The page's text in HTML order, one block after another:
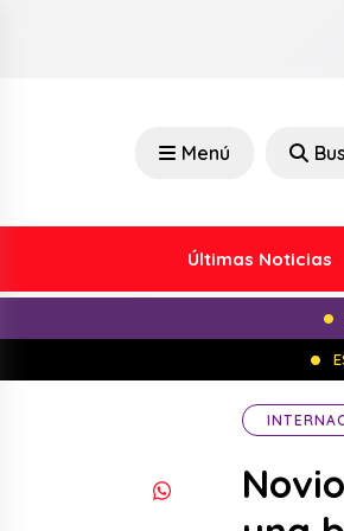
Menú
Últimas Noticias